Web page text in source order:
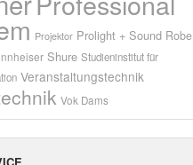
Projektor Prolight + Sound Robe
Shure Studieninstitut für
Veranstaltungstechnik
Vok Dams